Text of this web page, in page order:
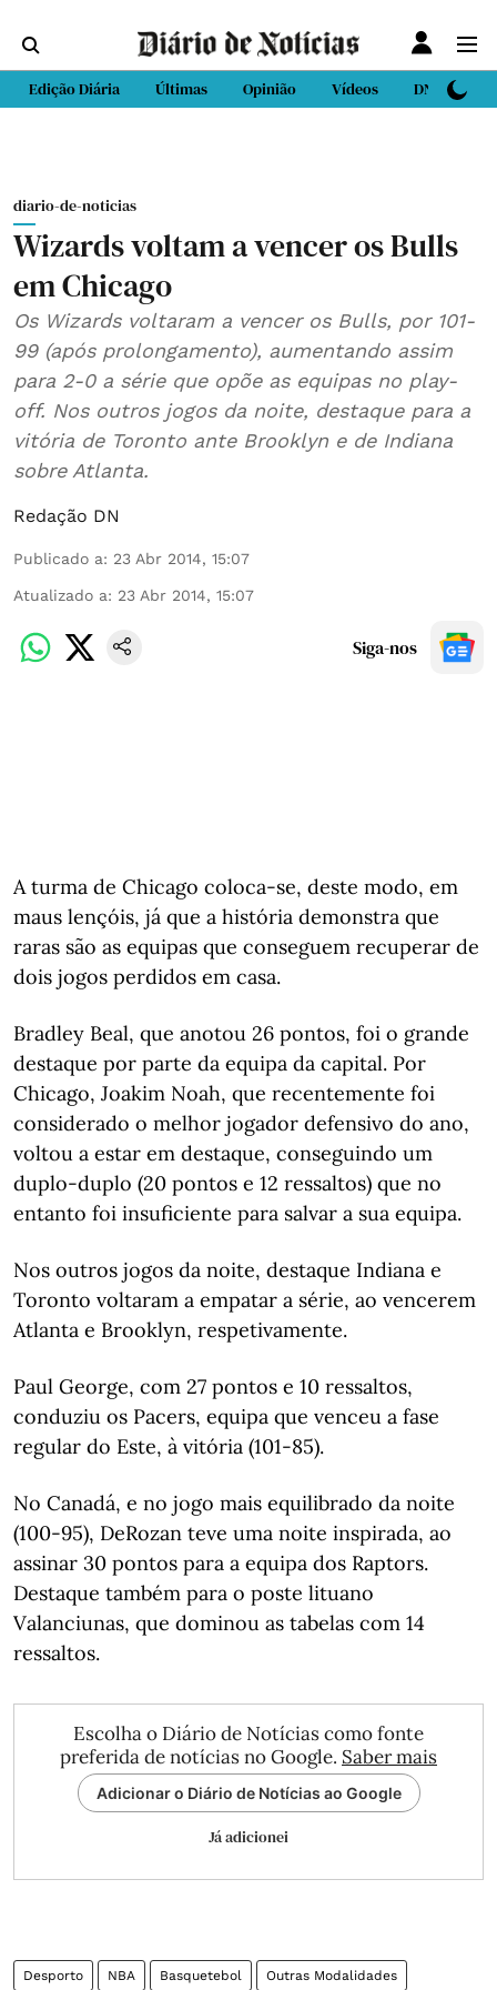
Edição Diária Últimas Opinião Vídeos DN Sport
diario-de-noticias
Wizards voltam a vencer os Bulls
em Chicago
Os Wizards voltaram a vencer os Bulls, por 101-
99 (após prolongamento), aumentando assim
para 2-0 a série que opõe as equipas no play-
off. Nos outros jogos da noite, destaque para a
vitória de Toronto ante Brooklyn e de Indiana
sobre Atlanta.
Redação DN
Publicado a: 23 Abr 2014, 15:07
Atualizado a: 23 Abr 2014, 15:07
Siga-nos
A turma de Chicago coloca-se, deste modo, em
maus lençóis, já que a história demonstra que
raras são as equipas que conseguem recuperar de
dois jogos perdidos em casa.
Bradley Beal, que anotou 26 pontos, foi o grande
destaque por parte da equipa da capital. Por
Chicago, Joakim Noah, que recentemente foi
considerado o melhor jogador defensivo do ano,
voltou a estar em destaque, conseguindo um
duplo-duplo (20 pontos e 12 ressaltos) que no
entanto foi insuficiente para salvar a sua equipa.
Nos outros jogos da noite, destaque Indiana e
Toronto voltaram a empatar a série, ao vencerem
Atlanta e Brooklyn, respetivamente.
Paul George, com 27 pontos e 10 ressaltos,
conduziu os Pacers, equipa que venceu a fase
regular do Este, à vitória (101-85).
No Canadá, e no jogo mais equilibrado da noite
(100-95), DeRozan teve uma noite inspirada, ao
assinar 30 pontos para a equipa dos Raptors.
Destaque também para o poste lituano
Valanciunas, que dominou as tabelas com 14
ressaltos.
Escolha o Diário de Notícias como fonte
preferida de notícias no Google. Saber mais
Adicionar o Diário de Notícias ao Google
Já adicionei
Desporto NBA Basquetebol Outras Modalidades